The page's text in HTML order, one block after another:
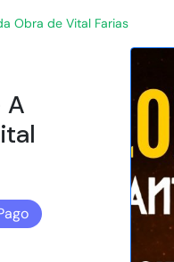
Obra de Vital Farias
A